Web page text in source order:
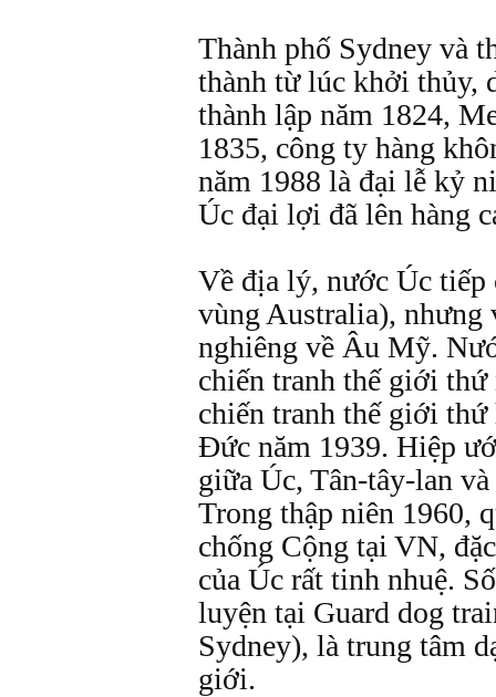
Thành phố Sydney và
thành từ lúc khởi thủy,
thành lập năm 1824,
1835, công ty hàng
năm 1988 là đại lễ kỷ
Úc đại lợi đã lên hàng
Về địa lý, nước Úc
vùng Australia), nhưng
nghiêng về Âu Mỹ.
chiến tranh thế giới thứ
chiến tranh thế giới
Đức năm 1939. Hiệp
giữa Úc, Tân-tây-lan
Trong thập niên 1960,
chống Cộng tại VN,
của Úc rất tinh nhuệ.
luyện tại Guard dog
Sydney), là trung tâm
giới.